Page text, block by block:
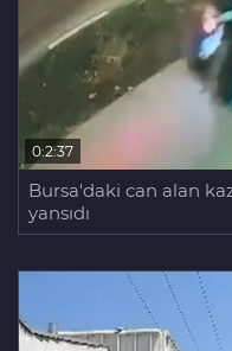
0:2:37
Bursa'daki can alan
yansıdı